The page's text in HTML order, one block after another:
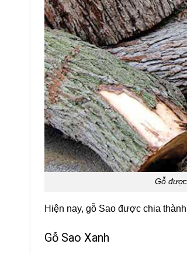
Gỗ
Hiện nay, gỗ Sao được chia
Gỗ Sao Xanh